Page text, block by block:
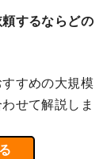
するならどの
すめの大規模
せて解説しま